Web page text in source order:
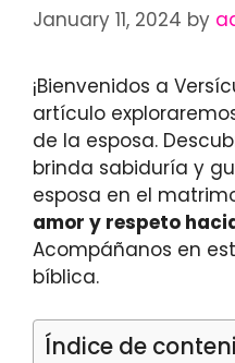
January 11, 2024 by
¡Bienvenidos a
artículo
de la esposa.
brinda sabiduría y
esposa en el
amor y respeto
Acompáñanos en
bíblica.
Índice de